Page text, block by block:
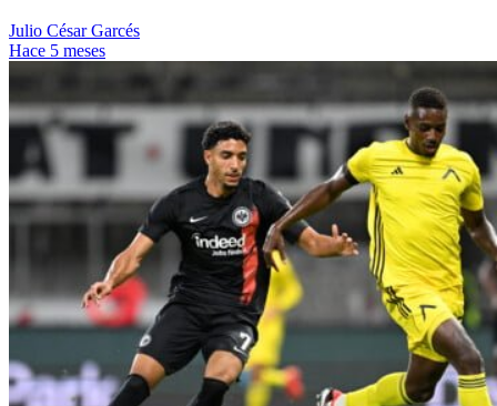
Julio César Garcés
Hace 5 meses